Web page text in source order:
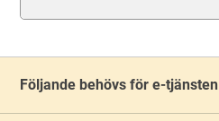
Följande behövs för e-tjänsten